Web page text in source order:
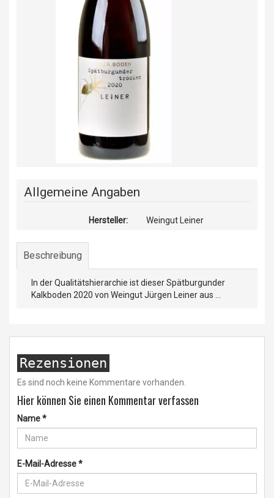
Allgemeine Angaben
Hersteller: Weingut Leiner
Beschreibung
In der Qualitätshierarchie ist dieser Spätburgunder
Kalkboden 2020 von Weingut Jürgen Leiner aus ...
Rezensionen
Es sind noch keine Kommentare vorhanden.
Hier können Sie einen Kommentar verfassen
Name*
E-Mail-Adresse*